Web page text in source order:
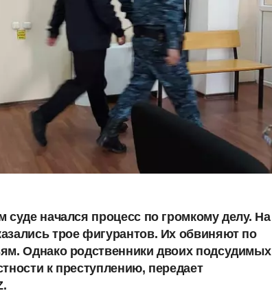
суде начался процесс по громкому делу. На
трое фигурантов. Их обвиняют по
Однако родственники двоих подсудимых
к преступлению, передает